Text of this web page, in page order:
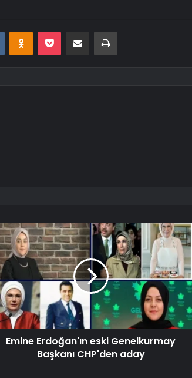
VKontakteOdnoklassniki
Pocket E-Posta ile paylaş Yazdır
Emine Erdoğan'ın eski Genelkurmay
Başkanı CHP'den aday